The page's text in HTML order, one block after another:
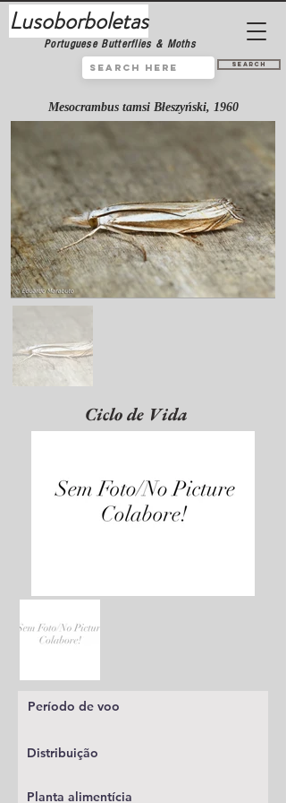
Lusoborboletas
Portuguese Butterflies & Moths
Search
Mesocrambus tamsi Błeszyński, 1960
Ciclo de Vida
Período de voo
Distribuição
Planta alimentícia